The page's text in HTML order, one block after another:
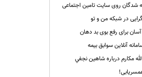
شدگان روی سایت تامین اجتماعی
در شبکه من و تو
آنلاين سوابق بیمه
مكارم درباره شاهين نجفي